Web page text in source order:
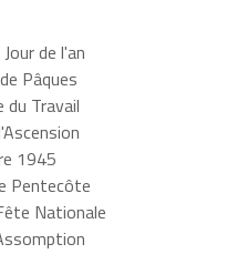
Jour de l'an
Pâques
du Travail
1945
Pentecôte
Nationale